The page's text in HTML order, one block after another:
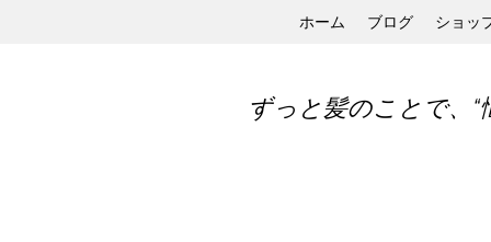
ホーム ブログ ショッ
ずっと髪のことで、